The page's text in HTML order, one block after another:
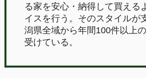
る家を安心・納得して買える
イスを行う。そのスタイルが
潟県全域から年間100件以上
受けている。